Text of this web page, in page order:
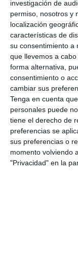
investigación de
permiso, nosotros y
localización
características de
su consentimiento a
que llevemos a
forma alternativa,
consentimiento o
cambiar sus
Tenga en cuenta
personales puede
tiene el derecho de
preferencias se
sus preferencias o
momento volviendo
"Privacidad" en la